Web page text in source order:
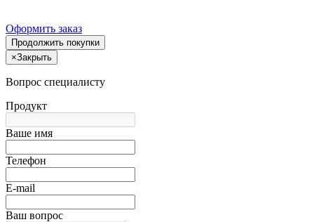
Оформить заказ
Продолжить покупки
×Закрыть
Вопрос специалисту
Продукт
Ваше имя
Телефон
E-mail
Ваш вопрос